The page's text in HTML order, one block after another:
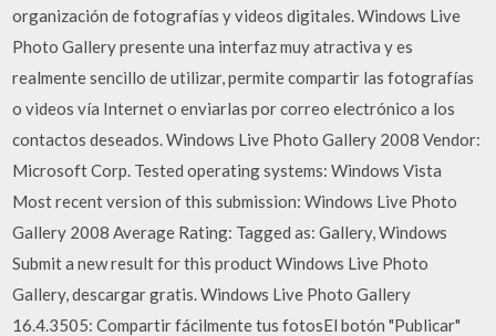
organización de fotografías y videos digitales. Windows Live
Photo Gallery presente una interfaz muy atractiva y es
realmente sencillo de utilizar, permite compartir las fotografías
o videos vía Internet o enviarlas por correo electrónico a los
contactos deseados. Windows Live Photo Gallery 2008 Vendor:
Microsoft Corp. Tested operating systems: Windows Vista
Most recent version of this submission: Windows Live Photo
Gallery 2008 Average Rating: Tagged as: Gallery, Windows
Submit a new result for this product Windows Live Photo
Gallery, descargar gratis. Windows Live Photo Gallery
16.4.3505: Compartir fácilmente tus fotosEl botón "Publicar"